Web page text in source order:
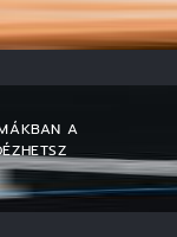
A